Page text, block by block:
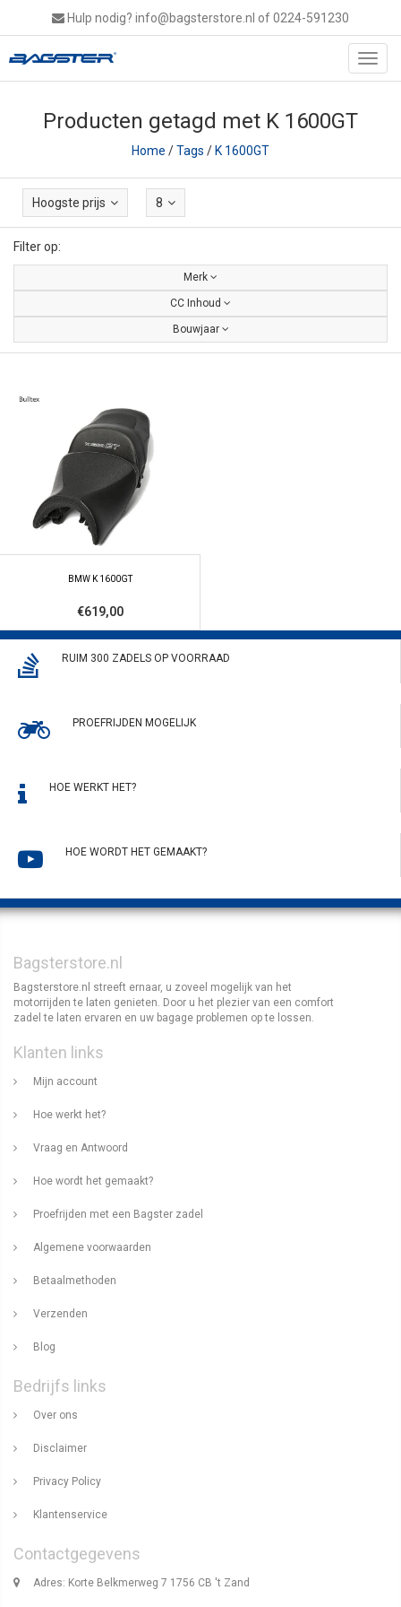
Hulp nodig? info@bagsterstore.nl of 0224-591230
Producten getagd met K 1600GT
Home /Tags /K 1600GT
Hoogste prijs 8
Filter op:
Merk
CC Inhoud
Bouwjaar
BMW K 1600GT
€619,00
RUIM 300 ZADELS OP VOORRAAD
PROEFRIJDEN MOGELIJK
HOE WERKT HET?
HOE WORDT HET GEMAAKT?
Bagsterstore.nl
Bagsterstore.nl streeft ernaar, u zoveel mogelijk van het
motorrijden te laten genieten. Door u het plezier van een comfort
zadel te laten ervaren en uw bagage problemen op te lossen.
Klanten links
Mijn account
Hoe werkt het?
Vraag en Antwoord
Hoe wordt het gemaakt?
Proefrijden met een Bagster zadel
Algemene voorwaarden
Betaalmethoden
Verzenden
Blog
Bedrijfs links
Over ons
Disclaimer
Privacy Policy
Klantenservice
Contactgegevens
Adres: Korte Belkmerweg 7 1756 CB 't Zand